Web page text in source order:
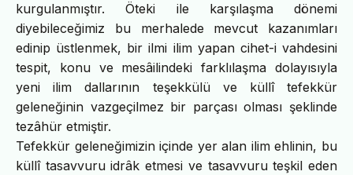
kurgulanmıştır. Öteki ile karşılaşma dönemi
diyebileceğimiz bu merhalede mevcut kazanımları
edinip üstlenmek, bir ilmi ilim yapan cihet-i vahdesini
tespit, konu ve mesâilindeki farklılaşma dolayısıyla
yeni ilim dallarının teşekkülü ve küllî tefekkür
geleneğinin vazgeçilmez bir parçası olması şeklinde
tezâhür etmiştir.
Tefekkür geleneğimizin içinde yer alan ilim ehlinin, bu
küllî tasavvuru idrâk etmesi ve tasavvuru teşkil eden